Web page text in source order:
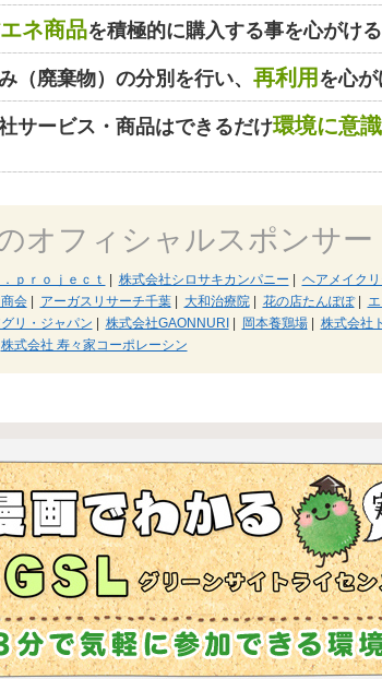
ネ商品を積極的に購入する事を心がける
（廃棄物）の分別を行い、 再利用 を心
サービス・商品はできるだけ環境に意識
オフィシャルスポンサー
ｐｒｏｊｅｃｔ 株式会社シロサキカンパニー ヘアメイク
会| アーガスリサーチ千葉| 大和治療院| 花の店たんぽぽ|
リ・ジャパン
株式会社GAONNURI 岡本養鶏場| 株式会社
株式会社 寿々家コーポレーシン